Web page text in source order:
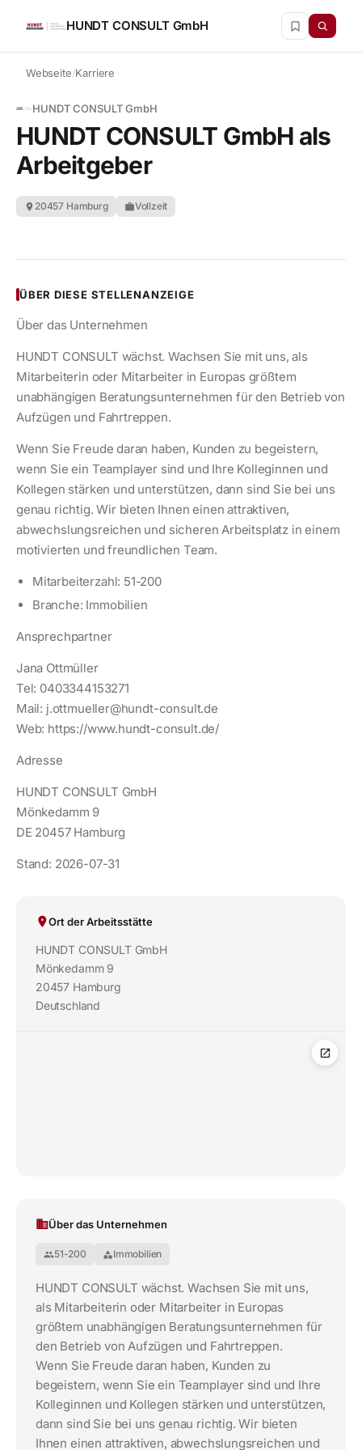
HUNDT CONSULT GmbH
Webseite/Karriere
HUNDT CONSULT GmbH
HUNDT CONSULT GmbH als
Arbeitgeber
location_on 20457 Hamburg workVollzeit
ÜBER DIESE STELLENANZEIGE
Über das Unternehmen
HUNDT CONSULT wächst. Wachsen Sie mit uns, als
Mitarbeiterin oder Mitarbeiter in Europas größtem
unabhängigen Beratungsunternehmen für den Betrieb von
Aufzügen und Fahrtreppen.
Wenn Sie Freude daran haben, Kunden zu begeistern,
wenn Sie ein Teamplayer sind und Ihre Kolleginnen und
Kollegen stärken und unterstützen, dann sind Sie bei uns
genau richtig. Wir bieten Ihnen einen attraktiven,
abwechslungsreichen und sicheren Arbeitsplatz in einem
motivierten und freundlichen Team.
Mitarbeiterzahl: 51-200
Branche: Immobilien
Ansprechpartner
Jana Ottmüller
Tel: 0403344153271
Mail: j.ottmueller@hundt-consult.de
Web: https://www.hundt-consult.de/
Adresse
HUNDT CONSULT GmbH
Mönkedamm 9
DE 20457 Hamburg
Stand: 2026-07-31
Ort der Arbeitsstätte
HUNDT CONSULT GmbH
Mönkedamm 9
20457 Hamburg
Deutschland
open_in_new
Über das Unternehmen
group51-200 categoryImmobilien
HUNDT CONSULT wächst. Wachsen Sie mit uns,
als Mitarbeiterin oder Mitarbeiter in Europas
größtem unabhängigen Beratungsunternehmen für
den Betrieb von Aufzügen und Fahrtreppen.
Wenn Sie Freude daran haben, Kunden zu
begeistern, wenn Sie ein Teamplayer sind und Ihre
Kolleginnen und Kollegen stärken und unterstützen,
dann sind Sie bei uns genau richtig. Wir bieten
Ihnen einen attraktiven, abwechslungsreichen und